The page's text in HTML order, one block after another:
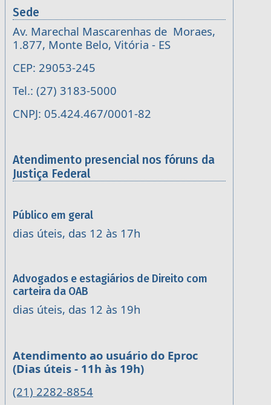
Sede
Av. Marechal Mascarenhas de Moraes,
1.877, Monte Belo, Vitória - ES
CEP: 29053-245
Tel.: (27) 3183-5000
CNPJ: 05.424.467/0001-82
Atendimento presencial nos fóruns da
Justiça Federal
Público em geral
dias úteis, das 12 às 17h
Advogados e estagiários de Direito com
carteira da OAB
dias úteis, das 12 às 19h
Atendimento ao usuário do Eproc
(Dias úteis - 11h às 19h)
(21) 2282-8854